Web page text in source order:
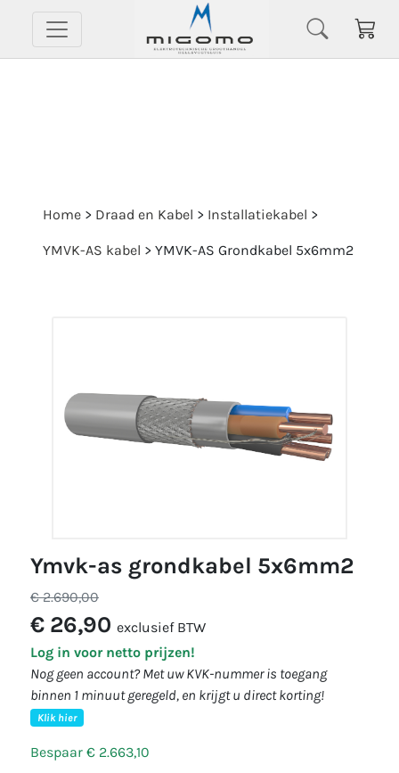
Home > Draad en Kabel > Installatiekabel >
YMVK-AS kabel > YMVK-AS Grondkabel 5x6mm2
ymvk-as grondkabel 5x6mm2
€ 2.690,00
€ 26,90 exclusief BTW
Log in voor netto prijzen!
Nog geen account? Met uw KVK-nummer is toegang
binnen 1 minuut geregeld, en krijgt u direct korting!
Klik hier
Bespaar € 2.663,10